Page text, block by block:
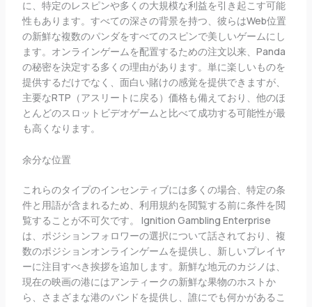
に、特定のレスピンや多くの大規模な利益を引き起こす可能
性もあります。すべての深さの背景を持つ、彼らはWeb位置
の新鮮な複数のパンダをすべてのスピンで美しいゲームにし
ます。オンラインゲームを配置するための注文以来、Panda
の秘密を決定する多くの理由があります。単に楽しいものを
提供するだけでなく、面白​​い賭けの感覚を提供できますが、
主要なRTP（アスリートに戻る）価格も備えており、他のほ
とんどのスロットビデオゲームと比べて成功する可能性が最
も高くなります。
余分な位置
これらのタイプのインセンティブには多くの場合、特定の条
件と用語が含まれるため、利用規約を閲覧する前に条件を閲
覧することが不可欠です。 Ignition Gambling Enterprise
は、ポジションフォロワーの選択について話されており、複
数のポジションオンラインゲームを提供し、新しいプレイヤ
ーに注目すべき挨拶を追加します。新鮮な地元のカジノは、
現在の映画の港にはアンティークの新鮮な果物のホストか
ら、さまざまな港のバンドを提供し、誰にでも何かがあるこ